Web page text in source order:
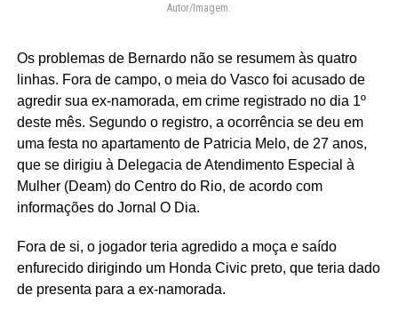
Autor/Imagem:
Os problemas de Bernardo não se resumem às quatro
linhas. Fora de campo, o meia do Vasco foi acusado de
agredir sua ex-namorada, em crime registrado no dia 1º
deste mês. Segundo o registro, a ocorrência se deu em
uma festa no apartamento de Patricia Melo, de 27 anos,
que se dirigiu à Delegacia de Atendimento Especial à
Mulher (Deam) do Centro do Rio, de acordo com
informações do Jornal O Dia.
Fora de si, o jogador teria agredido a moça e saído
enfurecido dirigindo um Honda Civic preto, que teria dado
de presenta para a ex-namorada.